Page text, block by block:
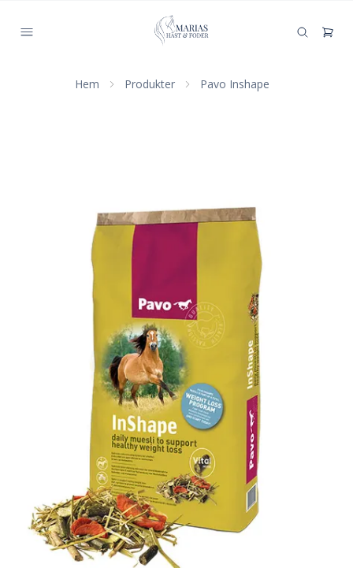
Hem Produkter Pavo Inshape